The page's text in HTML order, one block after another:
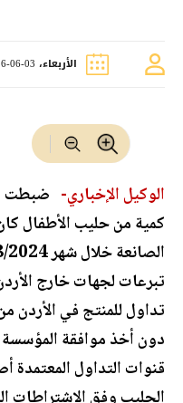
الأربعاء، 03-06-2026
الوكيل الإخباري- ضبطت
كمية من حليب الأطفال
تبرعات لجهات خارج
تداول للمنتج في الأردن
دون أخذ موافقة المؤسسة
قنوات التداول المعتمدة